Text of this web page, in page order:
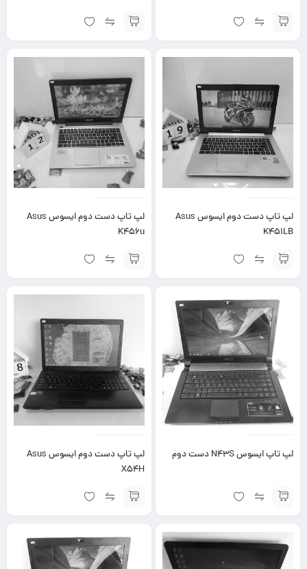
لپ تاپ دست دوم ایسوس Asus
K451LB
لپ تاپ دست دوم ایسوس Asus
K456u
لپ تاپ ایسوس N43S دست دوم
لپ تاپ دست دوم ایسوس Asus
X54H